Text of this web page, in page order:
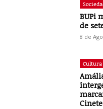
BUPi
de
8 de
Cultura